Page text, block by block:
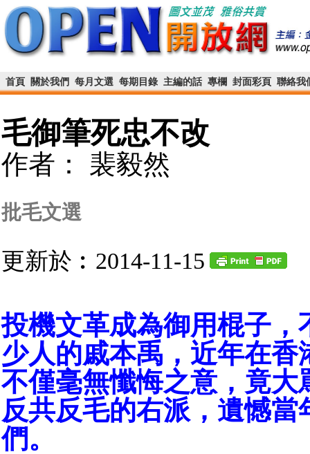
首頁 關於我們 每月文選 每期目錄 主編的話 專欄 封面彩頁 聯絡我
毛御筆死忠不改
作者： 裴毅然
批毛文選
更新於︰2014-11-15
投機文革成為御用棍子，
少人的戚本禹，近年在香
不僅毫無懺悔之意，竟大
反共反毛的右派，遺憾當
們。